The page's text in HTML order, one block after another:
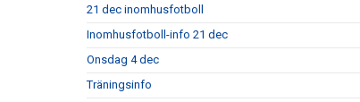
21 dec inomhusfotboll
Inomhusfotboll-info 21 dec
Onsdag 4 dec
Träningsinfo